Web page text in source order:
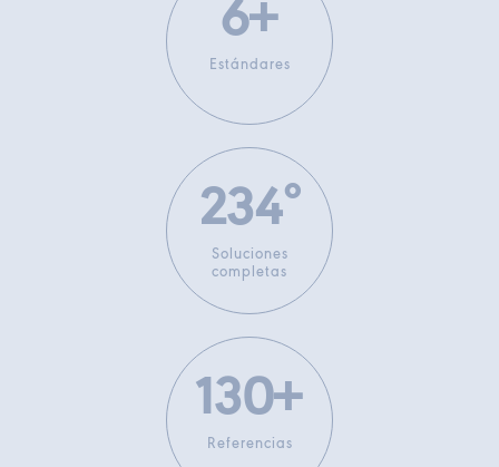
9+
Estándares
332°
Soluciones
completas
184+
Referencias